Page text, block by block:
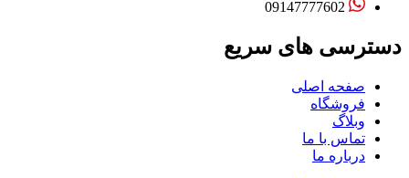
09147777602
دسترسی های سریع
صفحه اصلی
فروشگاه
وبلاگ
تماس با ما
درباره ما